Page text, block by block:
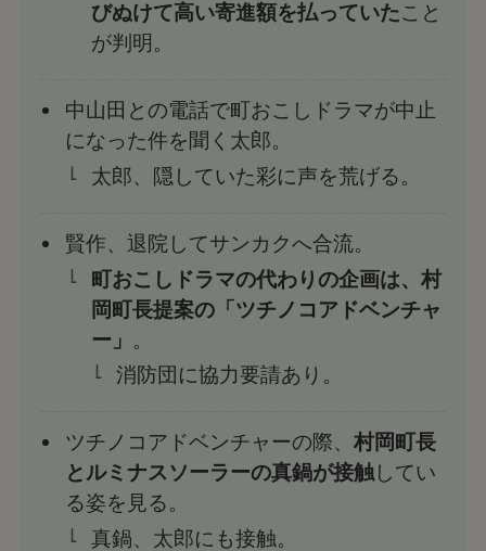
びぬけて高い寄進額を払っていたこと
が判明。
中山田との電話で町おこしドラマが中止
になった件を聞く太郎。
太郎、隠していた彩に声を荒げる。
賢作、退院してサンカクへ合流。
町おこしドラマの代わりの企画は、村
岡町長提案の「ツチノコアドベンチャ
ー」 。
消防団に協力要請あり。
ツチノコアドベンチャーの際、村岡町長
とルミナスソーラーの真鍋が接触してい
る姿を見る。
真鍋、太郎にも接触。